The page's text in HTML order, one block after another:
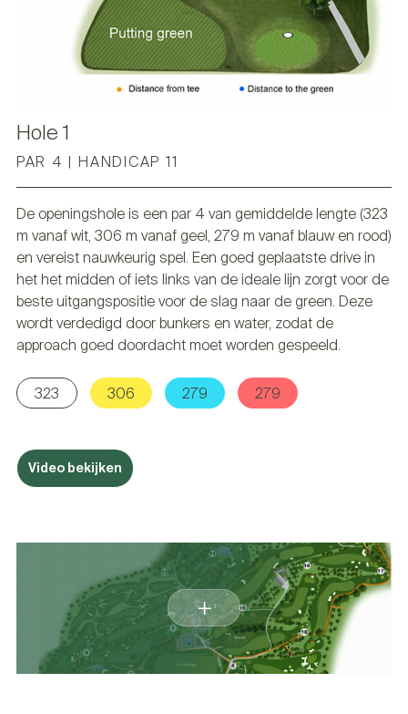
Hole 1
PAR 4 | HANDICAP 11
De openingshole is een par 4 van gemiddelde lengte (323
m vanaf wit, 306 m vanaf geel, 279 m vanaf blauw en rood)
en vereist nauwkeurig spel. Een goed geplaatste drive in
het het midden of iets links van de ideale lijn zorgt voor de
beste uitgangspositie voor de slag naar de green. Deze
wordt verdedigd door bunkers en water, zodat de
approach goed doordacht moet worden gespeeld.
323 306 279 279
Video bekijken